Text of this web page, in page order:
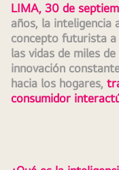
LIMA, 30 de
años, la inteligencia
concepto futurista a
las vidas de miles
innovación
hacia los hogares,
consumidor